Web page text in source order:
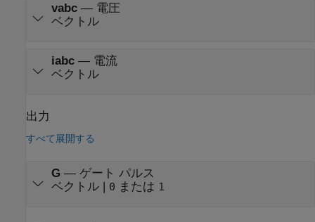
vabc— 電圧
ベクトル
iabc— 電流
ベクトル
出力
すべて展開する
G — ゲート パルス
ベクトル | 0 または 1